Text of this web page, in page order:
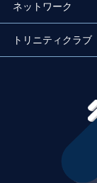
ネットワーク
トリニティクラブ